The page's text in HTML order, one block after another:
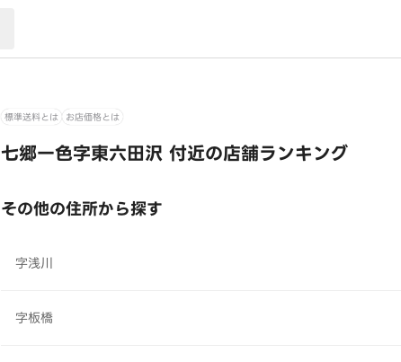
標準送料とは お店価格とは
七郷一色字東六田沢 付近の店舗ランキング
その他の住所から探す
字浅川
字板橋